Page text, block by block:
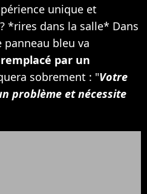
unique et
*rires dans la salle* Dans
panneau bleu va
remplacé par un
sobrement : "Votre
problème et nécessite